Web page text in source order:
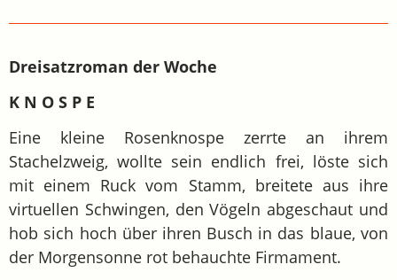
Dreisatzroman der Woche
K N O S P E
Eine kleine Rosenknospe zerrte an ihrem
Stachelzweig, wollte sein endlich frei, löste sich
mit einem Ruck vom Stamm, breitete aus ihre
virtuellen Schwingen, den Vögeln abgeschaut und
hob sich hoch über ihren Busch in das blaue, von
der Morgensonne rot behauchte Firmament.